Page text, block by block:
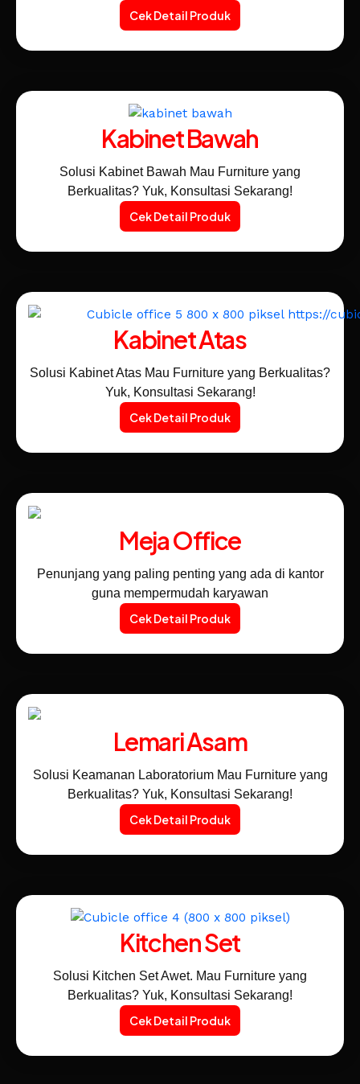
Cek Detail Produk
Kabinet Bawah
Solusi Kabinet Bawah Mau Furniture yang
Berkualitas? Yuk, Konsultasi Sekarang!
Cek Detail Produk
Kabinet Atas
Solusi Kabinet Atas Mau Furniture yang Berkualitas?
Yuk, Konsultasi Sekarang!
Cek Detail Produk
Meja Office
Penunjang yang paling penting yang ada di kantor
guna mempermudah karyawan
Cek Detail Produk
Lemari Asam
Solusi Keamanan Laboratorium Mau Furniture yang
Berkualitas? Yuk, Konsultasi Sekarang!
Cek Detail Produk
Kitchen Set
Solusi Kitchen Set Awet. Mau Furniture yang
Berkualitas? Yuk, Konsultasi Sekarang!
Cek Detail Produk